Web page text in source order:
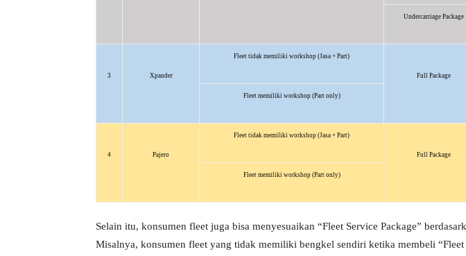
Undercarriage Package
3 Xpander
Fleet tidak memiliki workshop (Jasa + Part)
Full Package
Fleet memiliki workshop (Part only)
4 Pajero
Fleet tidak memiliki workshop (Jasa + Part)
Full Package
Fleet memiliki workshop (Part only)
Selain itu, konsumen fleet juga bisa menyesuaikan “Fleet Service Package”
Misalnya, konsumen fleet yang tidak memiliki bengkel sendiri ketika membeli “Fleet